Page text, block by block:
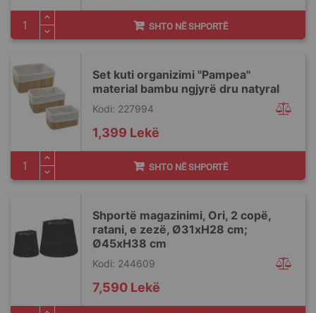
SHTO NË SHPORTË
Set kuti organizimi ''Pampea''
material bambu ngjyrë dru natyral
Kodi: 227994
1,399 Lekë
SHTO NË SHPORTË
Shportë magazinimi, Ori, 2 copë,
ratani, e zezë, Ø31xH28 cm;
Ø45xH38 cm
Kodi: 244609
7,590 Lekë